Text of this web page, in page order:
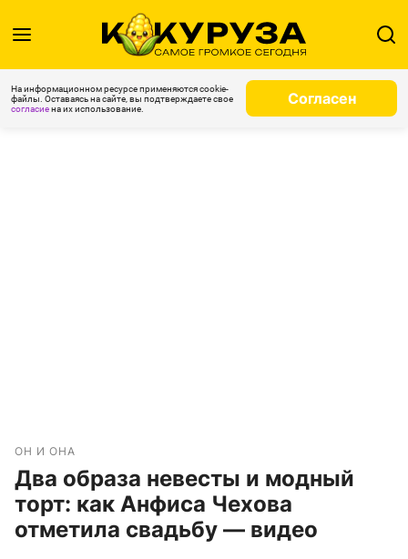
На информационном ресурсе применяются cookie-
файлы. Оставаясь на сайте, вы подтверждаете свое
согласиена их использование.
Согласен
ОН И ОНА
Два образа невесты и модный
торт: как Анфиса Чехова
отметила свадьбу — видео